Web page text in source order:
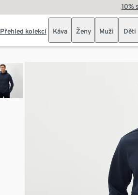
10%
Přehled kolekcí Káva Ženy Muži Děti